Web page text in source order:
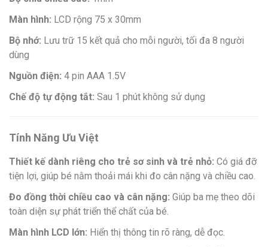
Màn hình: LCD rộng 75 x 30mm
Bộ nhớ: Lưu trữ 15 kết quả cho mỗi người, tối đa 8 người
dùng
Nguồn điện: 4 pin AAA 1.5V
Chế độ tự động tắt: Sau 1 phút không sử dụng
Tính Năng Ưu Việt
Thiết kế dành riêng cho trẻ sơ sinh và trẻ nhỏ: Có giá đỡ
tiện lợi, giúp bé nằm thoải mái khi đo cân nặng và chiều cao.
Đo đồng thời chiều cao và cân nặng: Giúp ba mẹ theo dõi
toàn diện sự phát triển thể chất của bé.
Màn hình LCD lớn: Hiển thị thông tin rõ ràng, dễ đọc.